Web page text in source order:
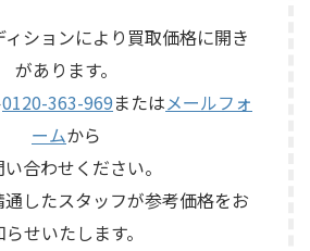
ッグ
ー、角
端
保護
属品
定い
番：
IN/OUT、NETWORK端子、ヘッ
ドアンプリモート、ファンタム
電源、外観コンディション、電
源コードや取扱説明書など付
属品の有無を確認しながら査
定いたしました。 買取商品：
YAMAHA SB168-ES メーカー：
SB168-ES カ ...
ションにより買取価格に開き
があります。
0120-363-969またはメールフォ
ームから
合わせください。
したスタッフが参考価格をお
らせいたします。